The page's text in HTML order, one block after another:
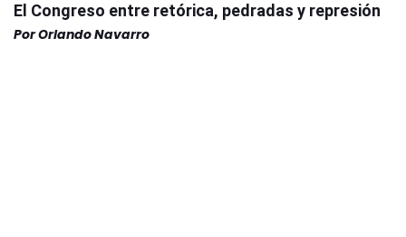
El Congreso entre retórica, pedradas y represión
PorOrlando Navarro